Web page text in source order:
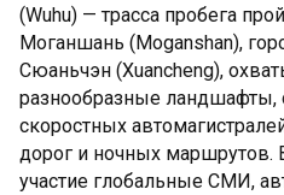
(Wuhu) — трасса пробега
Моганшань (Moganshan),
Сюаньчэн (Xuancheng),
разнообразные ландшафты,
скоростных
дорог и ночных маршрутов.
участие глобальные СМИ,